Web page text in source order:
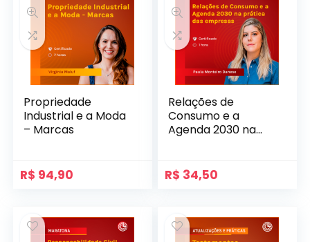
Propriedade
Industrial e a Moda
– Marcas
R$ 94,90
Relações de
Consumo e a
Agenda 2030 na
R$ 34,50